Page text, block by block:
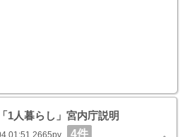
1人暮らし」宮内庁説明
01:51 2665pv 4件